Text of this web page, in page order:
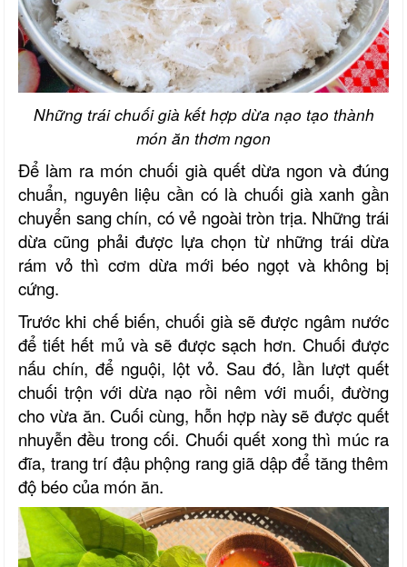
Những trái chuối già kết hợp dừa nạo tạo thành
món ăn thơm ngon
Để làm ra món chuối già quết dừa ngon và đúng
chuẩn, nguyên liệu cần có là chuối già xanh gần
chuyển sang chín, có vẻ ngoài tròn trịa. Những trái
dừa cũng phải được lựa chọn từ những trái dừa
rám vỏ thì cơm dừa mới béo ngọt và không bị
cứng.
Trước khi chế biến, chuối già sẽ được ngâm nước
để tiết hết mủ và sẽ được sạch hơn. Chuối được
nấu chín, để nguội, lột vỏ. Sau đó, lần lượt quết
chuối trộn với dừa nạo rồi nêm với muối, đường
cho vừa ăn. Cuối cùng, hỗn hợp này sẽ được quết
nhuyễn đều trong cối. Chuối quết xong thì múc ra
đĩa, trang trí đậu phộng rang giã dập để tăng thêm
độ béo của món ăn.